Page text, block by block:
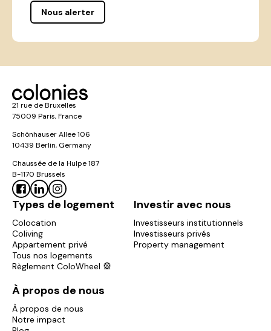
Nous alerter
21 rue de Bruxelles
75009 Paris, France
Schönhauser Allee 106
10439 Berlin, Germany
Chaussée de la Hulpe 187
B-1170 Brussels
Types de logement
Colocation
Coliving
Appartement privé
Tous nos logements
Règlement ColoWheel 🎡
Investir avec nous
Investisseurs institutionnels
Investisseurs privés
Property management
À propos de nous
À propos de nous
Notre impact